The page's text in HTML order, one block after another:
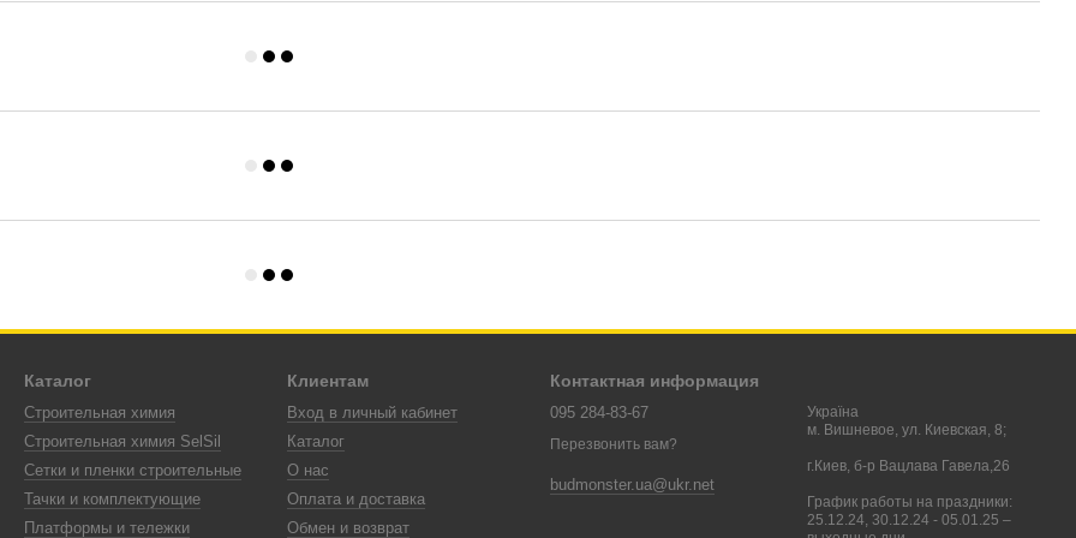
Каталог
Строительная химия
Строительная химия SelSil
Сетки и пленки строительные
Тачки и комплектующие
Платформы и тележки
Клиентам
Вход в личный кабинет
Каталог
О нас
Оплата и доставка
Обмен и возврат
Контактная информация
095 284-83-67
Перезвонить вам?
budmonster.ua@ukr.net
Україна
м. Вишневое, ул. Киевская, 8;
г.Киев, б-р Вацлава Гавела,26
График работы на праздники:
25.12.24, 30.12.24 - 05.01.25 –